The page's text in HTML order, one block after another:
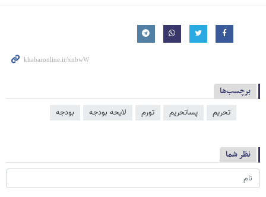
برچسب‌ها
تحریم پساتحریم تورم لایحه بودجه بودجه
نظر شما